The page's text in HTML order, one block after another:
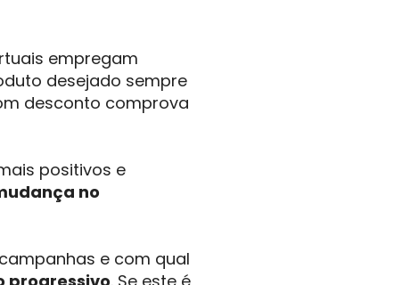
empregam
desejado sempre
desconto comprova
positivos e
no
e com qual